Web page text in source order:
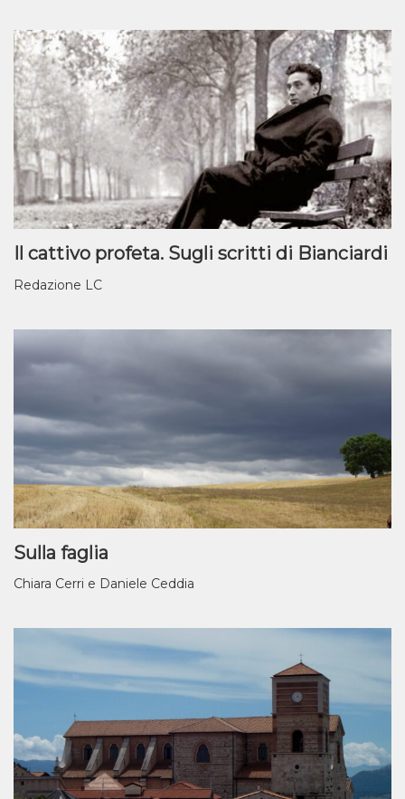
Il cattivo profeta. Sugli scritti di Bianciardi
Redazione LC
Sulla faglia
Chiara Cerri e Daniele Ceddia